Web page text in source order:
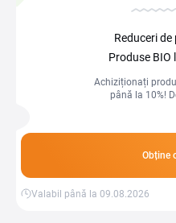
Reduceri de
Produse BIO
Achiziționați
până la 10%!
Obține
Valabil până la 09.08.2026